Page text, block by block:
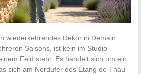
wiederkehrendes Dekor in Demain
Saisons, ist kein im Studio
Feld steht. Es handelt sich um ein
sich am Nordufer des Étang de Thau